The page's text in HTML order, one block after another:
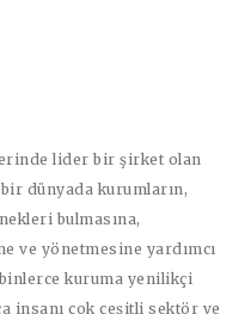
lider bir şirket olan
dünyada kurumların,
bulmasına,
ve yönetmesine yardımcı
kuruma yenilikçi
insanı çok çeşitli sektör ve